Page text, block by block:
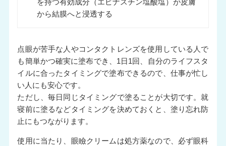
から結膜へと浸透する
点眼が苦手な人やコンタクトレンズを使用している人で
も簡単かつ確実に塗布でき、1日1回、自分のライフスタ
イルに合ったタイミングで塗布できるので、仕事が忙し
い人にも安心です。
ただし、毎日同じタイミングで塗ることが大切です。就
寝前に塗るなどタイミングを決めておくと、塗り忘れ防
止にもつながります。
使用に当たり、眼瞼クリームは処方薬なので、必ず眼科